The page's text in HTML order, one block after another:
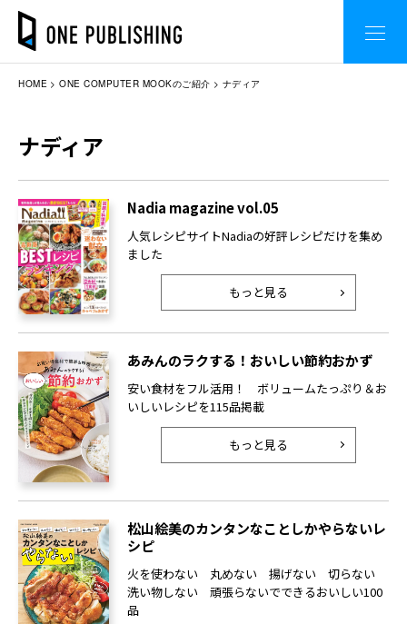
HOME ONE COMPUTER MOOKのご紹介 ナディア
ナディア
Nadia magazine vol.05
人気レシピサイトNadiaの好評レシピだけを集め
ました
もっと見る
あみんのラクする！おいしい節約おかず
安い食材をフル活用！ ボリュームたっぷり＆お
いしいレシピを115品掲載
もっと見る
松山絵美のカンタンなことしかやらないレ
シピ
火を使わない 丸めない 揚げない 切らない
洗い物しない 頑張らないでできるおいしい100
品